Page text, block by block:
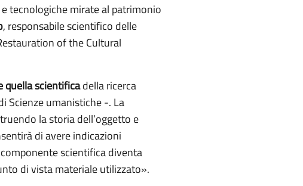
tecnologiche mirate al patrimonio
, responsabile scientifico delle
of the Cultural
quella scientificadella ricerca
Scienze umanistiche -. La
la storia dell’oggetto e
di avere indicazioni
scientifica diventa
di vista materiale utilizzato».